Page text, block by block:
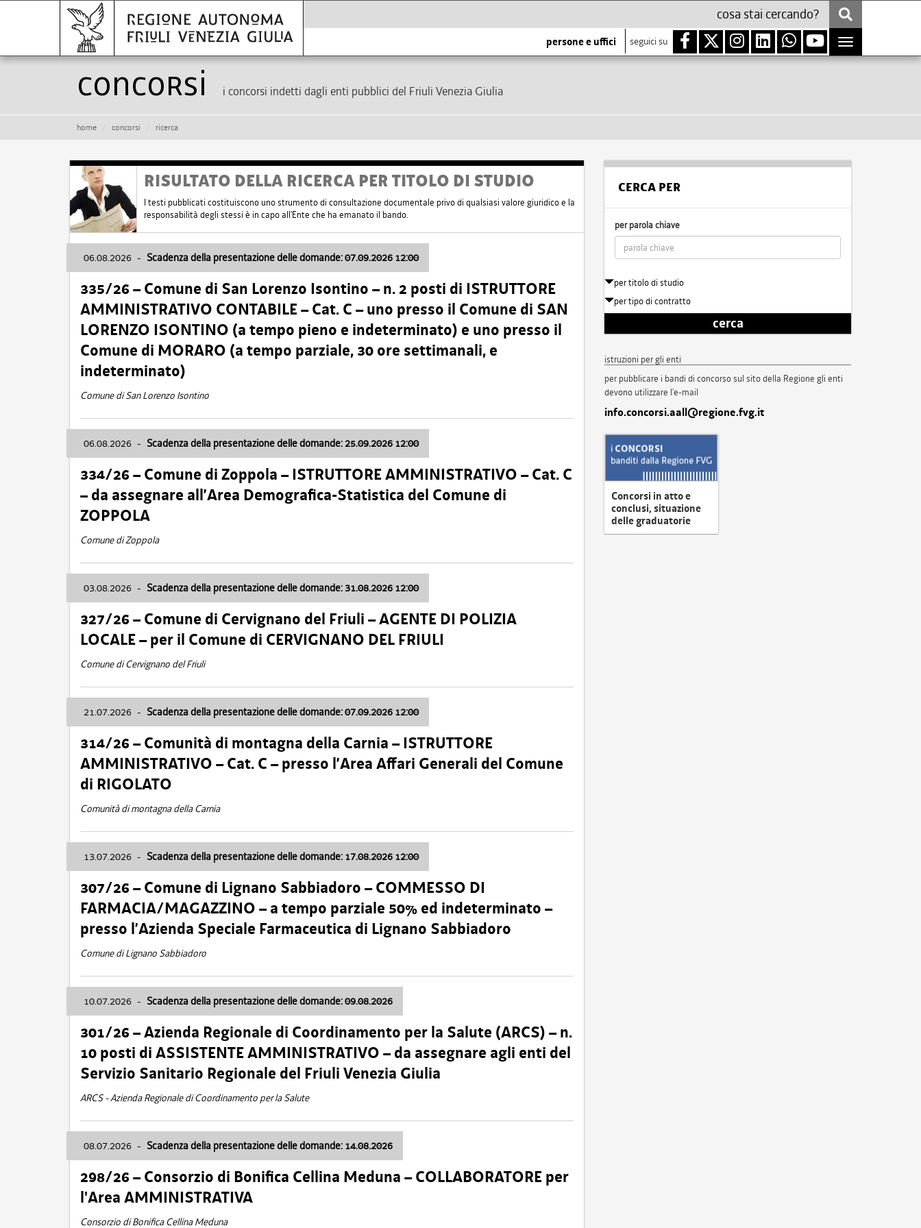
persone e uffici seguici su
Toggle
navigation
Concorsi i concorsi indetti dagli enti pubblici del Friuli Venezia Giulia
home concorsi ricerca
RISULTATO DELLA RICERCA PER TITOLO DI STUDIO
I testi pubblicati costituiscono uno strumento di consultazione documentale privo di qualsiasi valore giuridico e la
responsabilità degli stessi è in capo all'Ente che ha emanato il bando.
06.08.2026 - Scadenza della presentazione delle domande: 07.09.2026 12:00
335/26 – Comune di San Lorenzo Isontino – n. 2 posti di ISTRUTTORE
AMMINISTRATIVO CONTABILE – Cat. C – uno presso il Comune di SAN
LORENZO ISONTINO (a tempo pieno e indeterminato) e uno presso il
Comune di MORARO (a tempo parziale, 30 ore settimanali, e
indeterminato)
Comune di San Lorenzo Isontino
06.08.2026 - Scadenza della presentazione delle domande: 25.09.2026 12:00
334/26 – Comune di Zoppola – ISTRUTTORE AMMINISTRATIVO – Cat. C
– da assegnare all’Area Demografica-Statistica del Comune di
ZOPPOLA
Comune di Zoppola
03.08.2026 - Scadenza della presentazione delle domande: 31.08.2026 12:00
327/26 – Comune di Cervignano del Friuli – AGENTE DI POLIZIA
LOCALE – per il Comune di CERVIGNANO DEL FRIULI
Comune di Cervignano del Friuli
21.07.2026 - Scadenza della presentazione delle domande: 07.09.2026 12:00
314/26 – Comunità di montagna della Carnia – ISTRUTTORE
AMMINISTRATIVO – Cat. C – presso l’Area Affari Generali del Comune
di RIGOLATO
Comunità di montagna della Carnia
13.07.2026 - Scadenza della presentazione delle domande: 17.08.2026 12:00
307/26 – Comune di Lignano Sabbiadoro – COMMESSO DI
FARMACIA/MAGAZZINO – a tempo parziale 50% ed indeterminato –
presso l’Azienda Speciale Farmaceutica di Lignano Sabbiadoro
Comune di Lignano Sabbiadoro
10.07.2026 - Scadenza della presentazione delle domande: 09.08.2026
301/26 – Azienda Regionale di Coordinamento per la Salute (ARCS) – n.
10 posti di ASSISTENTE AMMINISTRATIVO – da assegnare agli enti del
Servizio Sanitario Regionale del Friuli Venezia Giulia
ARCS - Azienda Regionale di Coordinamento per la Salute
08.07.2026 - Scadenza della presentazione delle domande: 14.08.2026
298/26 – Consorzio di Bonifica Cellina Meduna – COLLABORATORE per
l'Area AMMINISTRATIVA
Consorzio di Bonifica Cellina Meduna
CERCA PER
per parola chiave
per titolo di studio
per tipo di contratto
cerca
istruzioni per gli enti
per pubblicare i bandi di concorso sul sito della Regione gli enti
devono utilizzare l'e-mail
info.concorsi.aall@regione.fvg.it
Concorsi in atto e
conclusi, situazione
delle graduatorie